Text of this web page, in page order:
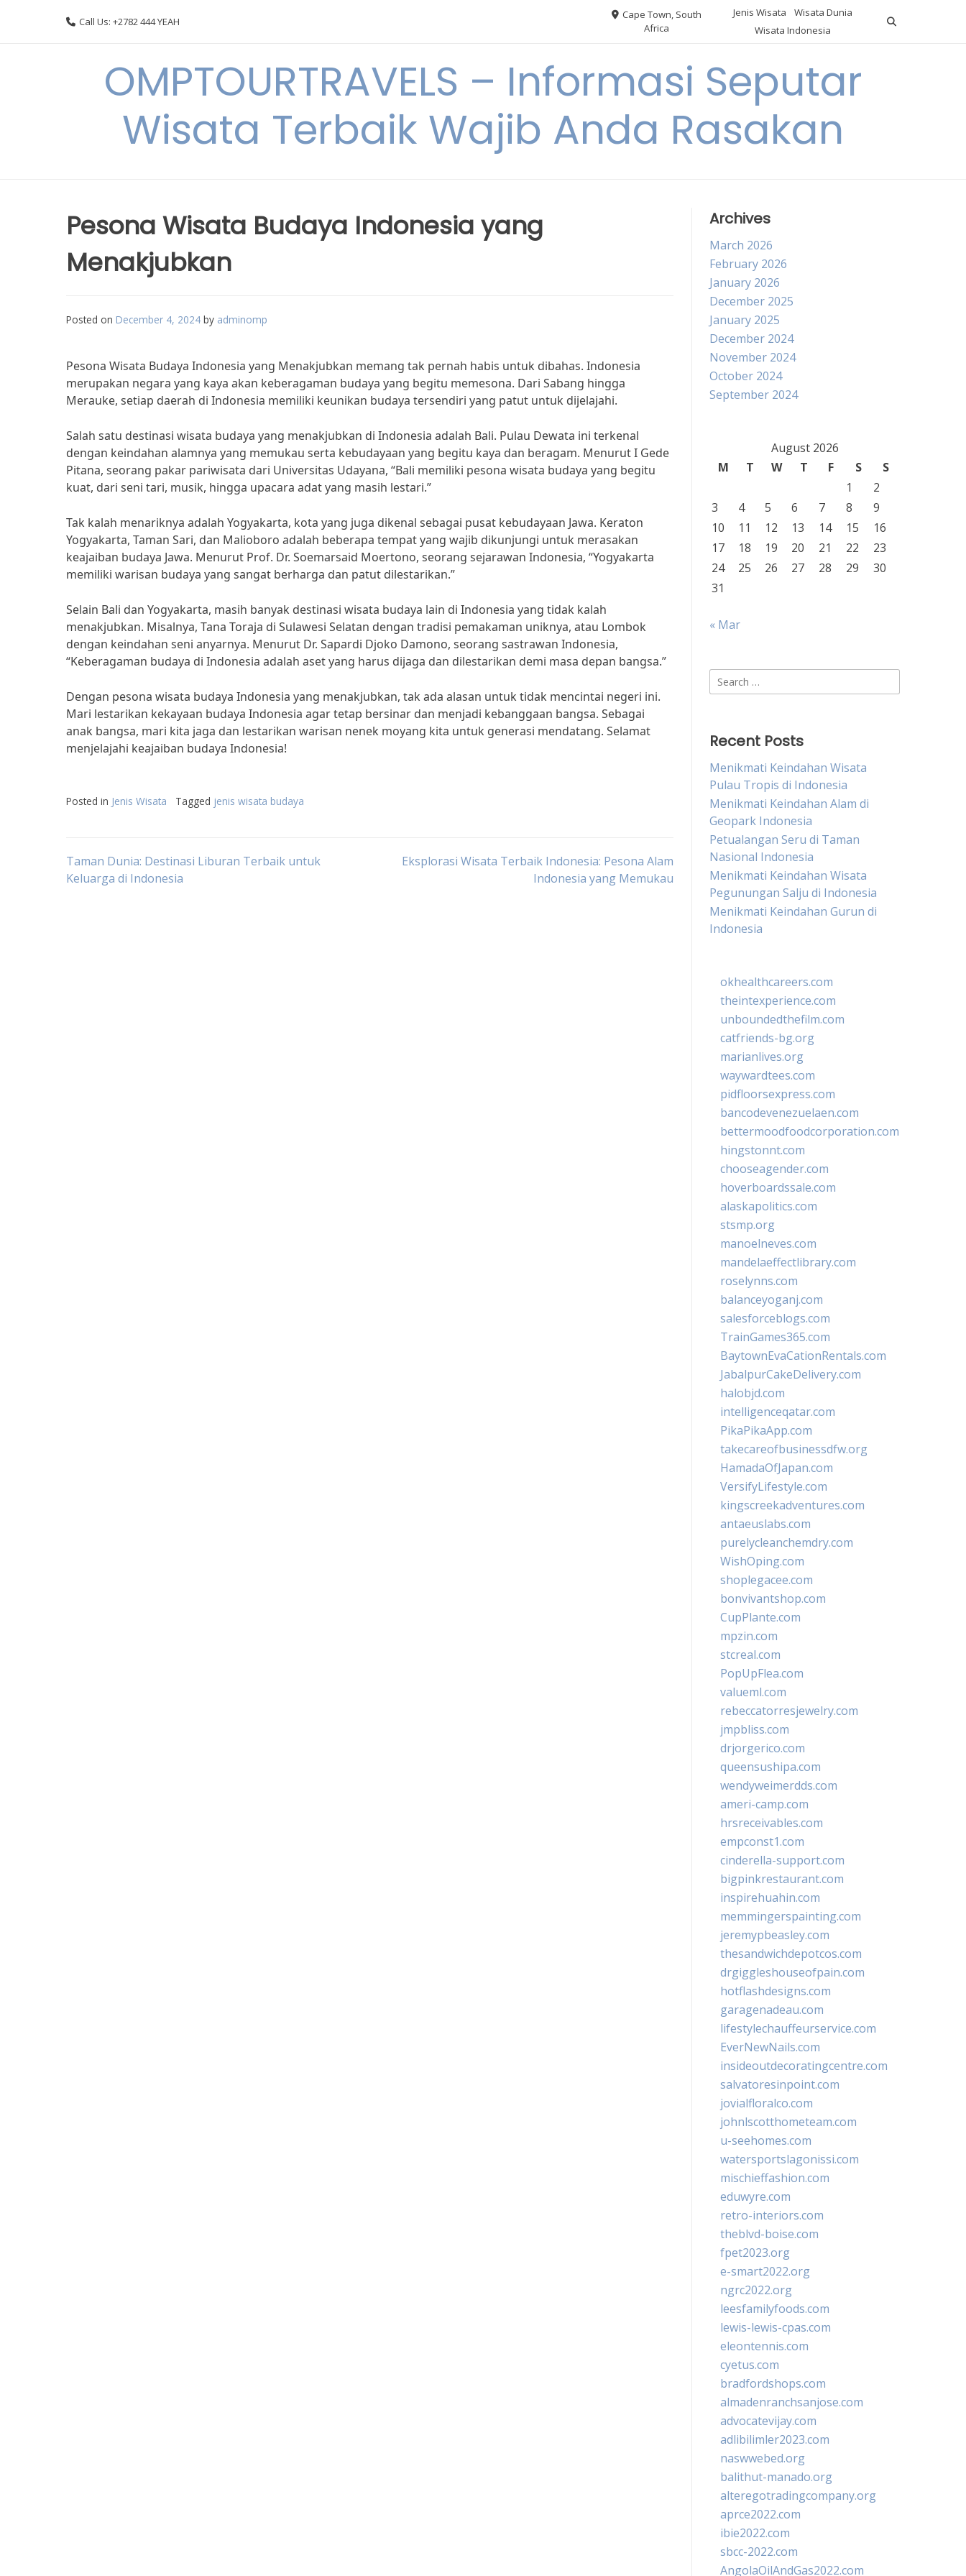
Call Us: +2782 444 YEAH
Cape Town, South
Africa
Jenis Wisata
Wisata Dunia
Wisata Indonesia
OMPTOURTRAVELS – Informasi Seputar
Wisata Terbaik Wajib Anda Rasakan
Pesona Wisata Budaya Indonesia yang
Menakjubkan
Posted on December 4, 2024 by adminomp
Pesona Wisata Budaya Indonesia yang Menakjubkan memang tak pernah habis untuk dibahas. Indonesia
merupakan negara yang kaya akan keberagaman budaya yang begitu memesona. Dari Sabang hingga
Merauke, setiap daerah di Indonesia memiliki keunikan budaya tersendiri yang patut untuk dijelajahi.
Salah satu destinasi wisata budaya yang menakjubkan di Indonesia adalah Bali. Pulau Dewata ini terkenal
dengan keindahan alamnya yang memukau serta kebudayaan yang begitu kaya dan beragam. Menurut I Gede
Pitana, seorang pakar pariwisata dari Universitas Udayana, “Bali memiliki pesona wisata budaya yang begitu
kuat, dari seni tari, musik, hingga upacara adat yang masih lestari.”
Tak kalah menariknya adalah Yogyakarta, kota yang juga dikenal sebagai pusat kebudayaan Jawa. Keraton
Yogyakarta, Taman Sari, dan Malioboro adalah beberapa tempat yang wajib dikunjungi untuk merasakan
keajaiban budaya Jawa. Menurut Prof. Dr. Soemarsaid Moertono, seorang sejarawan Indonesia, “Yogyakarta
memiliki warisan budaya yang sangat berharga dan patut dilestarikan.”
Selain Bali dan Yogyakarta, masih banyak destinasi wisata budaya lain di Indonesia yang tidak kalah
menakjubkan. Misalnya, Tana Toraja di Sulawesi Selatan dengan tradisi pemakaman uniknya, atau Lombok
dengan keindahan seni anyarnya. Menurut Dr. Sapardi Djoko Damono, seorang sastrawan Indonesia,
“Keberagaman budaya di Indonesia adalah aset yang harus dijaga dan dilestarikan demi masa depan bangsa.”
Dengan pesona wisata budaya Indonesia yang menakjubkan, tak ada alasan untuk tidak mencintai negeri ini.
Mari lestarikan kekayaan budaya Indonesia agar tetap bersinar dan menjadi kebanggaan bangsa. Sebagai
anak bangsa, mari kita jaga dan lestarikan warisan nenek moyang kita untuk generasi mendatang. Selamat
menjelajahi keajaiban budaya Indonesia!
Posted in Jenis Wisata Tagged jenis wisata budaya
Post
Taman Dunia: Destinasi Liburan Terbaik untuk
Keluarga di Indonesia
Eksplorasi Wisata Terbaik Indonesia: Pesona Alam
Indonesia yang Memukau
Archives
March 2026
February 2026
January 2026
December 2025
January 2025
December 2024
November 2024
October 2024
September 2024
August 2026
M
T W T F S
S
1
2
3
4 5 6 7 8
9
10
11 12 13 14 15
16
17
18 19 20 21 22
23
24
25 26 27 28 29
30
31
« Mar
Search
for:
Recent Posts
Menikmati Keindahan Wisata
Pulau Tropis di Indonesia
Menikmati Keindahan Alam di
Geopark Indonesia
Petualangan Seru di Taman
Nasional Indonesia
Menikmati Keindahan Wisata
Pegunungan Salju di Indonesia
Menikmati Keindahan Gurun di
Indonesia
okhealthcareers.com
theintexperience.com
unboundedthefilm.com
catfriends-bg.org
marianlives.org
waywardtees.com
pidfloorsexpress.com
bancodevenezuelaen.com
bettermoodfoodcorporation.com
hingstonnt.com
chooseagender.com
hoverboardssale.com
alaskapolitics.com
stsmp.org
manoelneves.com
mandelaeffectlibrary.com
roselynns.com
balanceyoganj.com
salesforceblogs.com
TrainGames365.com
BaytownEvaCationRentals.com
JabalpurCakeDelivery.com
halobjd.com
intelligenceqatar.com
PikaPikaApp.com
takecareofbusinessdfw.org
HamadaOfJapan.com
VersifyLifestyle.com
kingscreekadventures.com
antaeuslabs.com
purelycleanchemdry.com
WishOping.com
shoplegacee.com
bonvivantshop.com
CupPlante.com
mpzin.com
stcreal.com
PopUpFlea.com
valueml.com
rebeccatorresjewelry.com
jmpbliss.com
drjorgerico.com
queensushipa.com
wendyweimerdds.com
ameri-camp.com
hrsreceivables.com
empconst1.com
cinderella-support.com
bigpinkrestaurant.com
inspirehuahin.com
memmingerspainting.com
jeremypbeasley.com
thesandwichdepotcos.com
drgiggleshouseofpain.com
hotflashdesigns.com
garagenadeau.com
lifestylechauffeurservice.com
EverNewNails.com
insideoutdecoratingcentre.com
salvatoresinpoint.com
jovialfloralco.com
johnlscotthometeam.com
u-seehomes.com
watersportslagonissi.com
mischieffashion.com
eduwyre.com
retro-interiors.com
theblvd-boise.com
fpet2023.org
e-smart2022.org
ngrc2022.org
leesfamilyfoods.com
lewis-lewis-cpas.com
eleontennis.com
cyetus.com
bradfordshops.com
almadenranchsanjose.com
advocatevijay.com
adlibilimler2023.com
naswwebed.org
balithut-manado.org
alteregotradingcompany.org
aprce2022.com
ibie2022.com
sbcc-2022.com
AngolaOilAndGas2022.com